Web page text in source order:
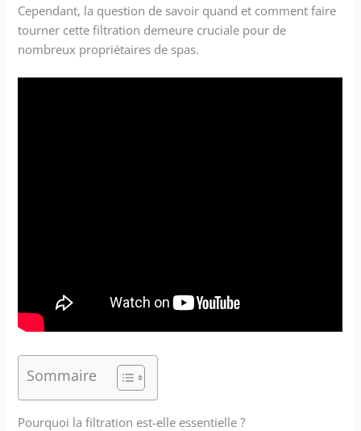
Cependant, la question de savoir quand et comment faire
tourner cette filtration demeure cruciale pour de
nombreux propriétaires de spas.
Sommaire
Pourquoi la filtration est-elle essentielle ?